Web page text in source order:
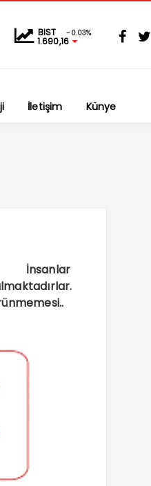
BIST -0.03%
1.690,16
İletişim Künye
İnsanlar